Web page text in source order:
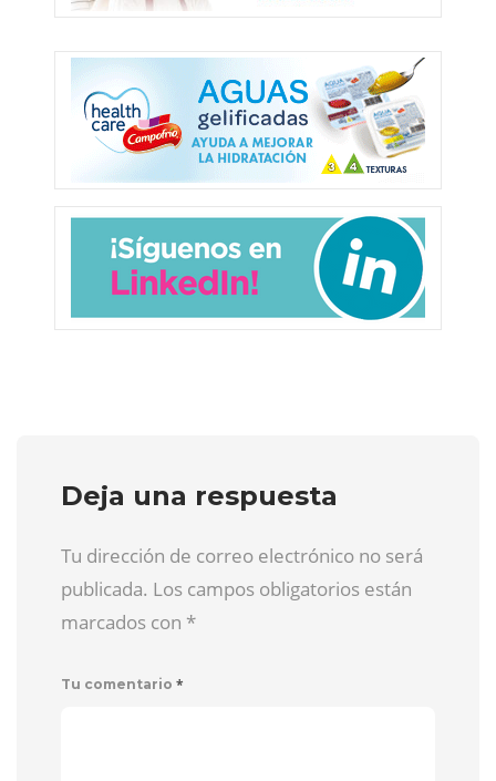
Deja una respuesta
Tu dirección de correo electrónico no será
publicada. Los campos obligatorios están
marcados con *
Tu comentario *